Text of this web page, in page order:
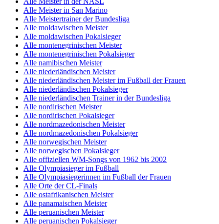
Alle Meister in San Marino
Alle Meistertrainer der Bundesliga
Alle moldawischen Meister
Alle moldawischen Pokalsieger
Alle montenegrinischen Meister
Alle montenegrinischen Pokalsieger
Alle namibischen Meister
Alle niederländischen Meister
Alle niederländischen Meister im Fußball der Frauen
Alle niederländischen Pokalsieger
Alle niederländischen Trainer in der Bundesliga
Alle nordirischen Meister
Alle nordirischen Pokalsieger
Alle nordmazedonischen Meister
Alle nordmazedonischen Pokalsieger
Alle norwegischen Meister
Alle norwegischen Pokalsieger
Alle offiziellen WM-Songs von 1962 bis 2002
Alle Olympiasieger im Fußball
Alle Olympiasiegerinnen im Fußball der Frauen
Alle Orte der CL-Finals
Alle ostafrikanischen Meister
Alle panamaischen Meister
Alle peruanischen Meister
Alle peruanischen Pokalsieger